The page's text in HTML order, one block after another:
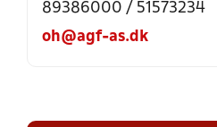
89386000 / 51573234
oh@agf-as.dk